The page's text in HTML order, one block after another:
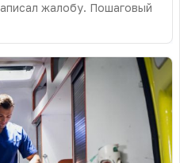
жалобу. Пошаговый